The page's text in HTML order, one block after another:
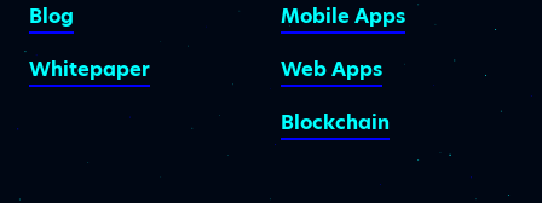
Blog
Whitepaper
Mobile Apps
Web Apps
Blockchain